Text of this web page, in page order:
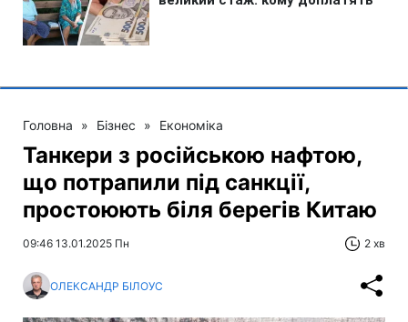
Головна » Бізнес » Економіка
Танкери з російською нафтою,
що потрапили під санкції,
простоюють біля берегів Китаю
09:46 13.01.2025 Пн 2 хв
ОЛЕКСАНДР БІЛОУС